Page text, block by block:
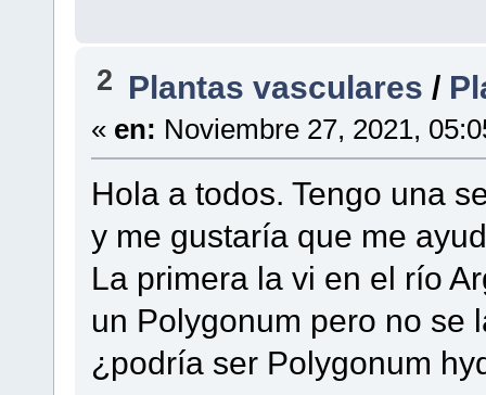
2 Plantas vasculares /
« en: Noviembre 27, 2021,
Hola a todos. Tengo una
y me gustaría que me
La primera la vi en el río
un Polygonum pero no se
¿podría ser Polygonum